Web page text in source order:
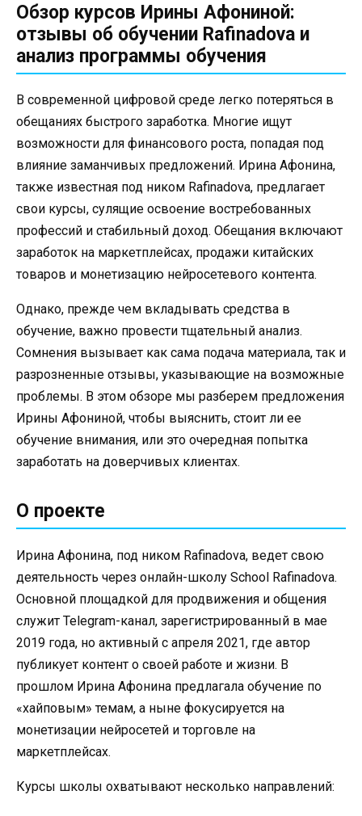
Обзор курсов Ирины Афониной:
отзывы об обучении Rafinadova и
анализ программы обучения
В современной цифровой среде легко потеряться в
обещаниях быстрого заработка. Многие ищут
возможности для финансового роста, попадая под
влияние заманчивых предложений. Ирина Афонина,
также известная под ником Rafinadova, предлагает
свои курсы, сулящие освоение востребованных
профессий и стабильный доход. Обещания включают
заработок на маркетплейсах, продажи китайских
товаров и монетизацию нейросетевого контента.
Однако, прежде чем вкладывать средства в
обучение, важно провести тщательный анализ.
Сомнения вызывает как сама подача материала, так и
разрозненные отзывы, указывающие на возможные
проблемы. В этом обзоре мы разберем предложения
Ирины Афониной, чтобы выяснить, стоит ли ее
обучение внимания, или это очередная попытка
заработать на доверчивых клиентах.
О проекте
Ирина Афонина, под ником Rafinadova, ведет свою
деятельность через онлайн-школу School Rafinadova.
Основной площадкой для продвижения и общения
служит Telegram-канал, зарегистрированный в мае
2019 года, но активный с апреля 2021, где автор
публикует контент о своей работе и жизни. В
прошлом Ирина Афонина предлагала обучение по
«хайповым» темам, а ныне фокусируется на
монетизации нейросетей и торговле на
маркетплейсах.
Курсы школы охватывают несколько направлений: